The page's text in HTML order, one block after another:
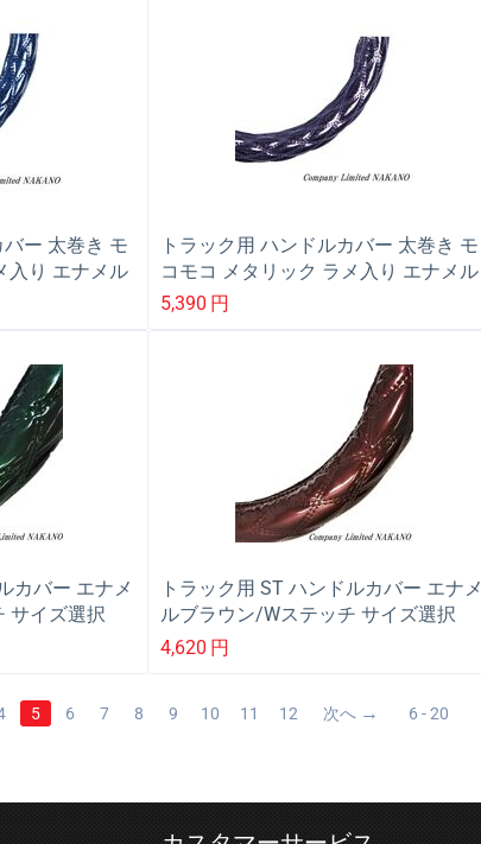
バー 太巻き モ
入り エナメル
〜46cm
トラック用 ハンドルカバー 太巻き モ
コモコ メタリック ラメ入り エナメル
パープル/Wステッチ 2LS 45〜46cm
5,390 円
カバー エナメ
サイズ選択
トラック用 ST ハンドルカバー エナメ
ルブラウン/Wステッチ サイズ選択
LM/2HS/2L
4,620 円
5 6 7 8 9 10 11 12 次へ 6 - 20